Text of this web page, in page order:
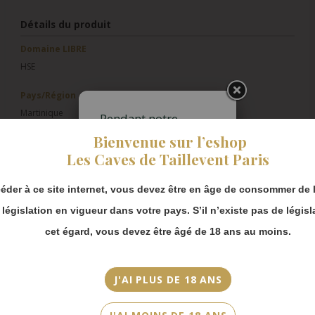
Bienvenue sur l’eshop
Les Caves de Taillevent Paris
à ce site internet, vous devez être en âge de consommer de
législation en vigueur dans votre pays. S’il n’existe pas de
cet égard, vous devez être âgé de 18 ans au moins.
J'AI PLUS DE 18 ANS
Détails du produit
Domaine LIBRE
HSE
Pays/Région
Martinique
Extra Vieux Fin Château La Tour Blanche
Contenance
70cl
Appellation - Catégorie
Pendant notre
fermeture estivale,
vous pouvez
continuer à passer
Merci de bien
prendre en compte :
Les envois
partir du 31 août.
Les commandes
en click-and-